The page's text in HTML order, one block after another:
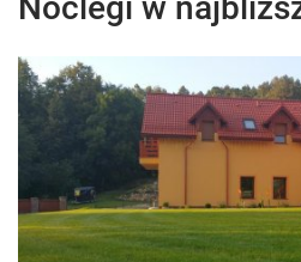
Noclegi w